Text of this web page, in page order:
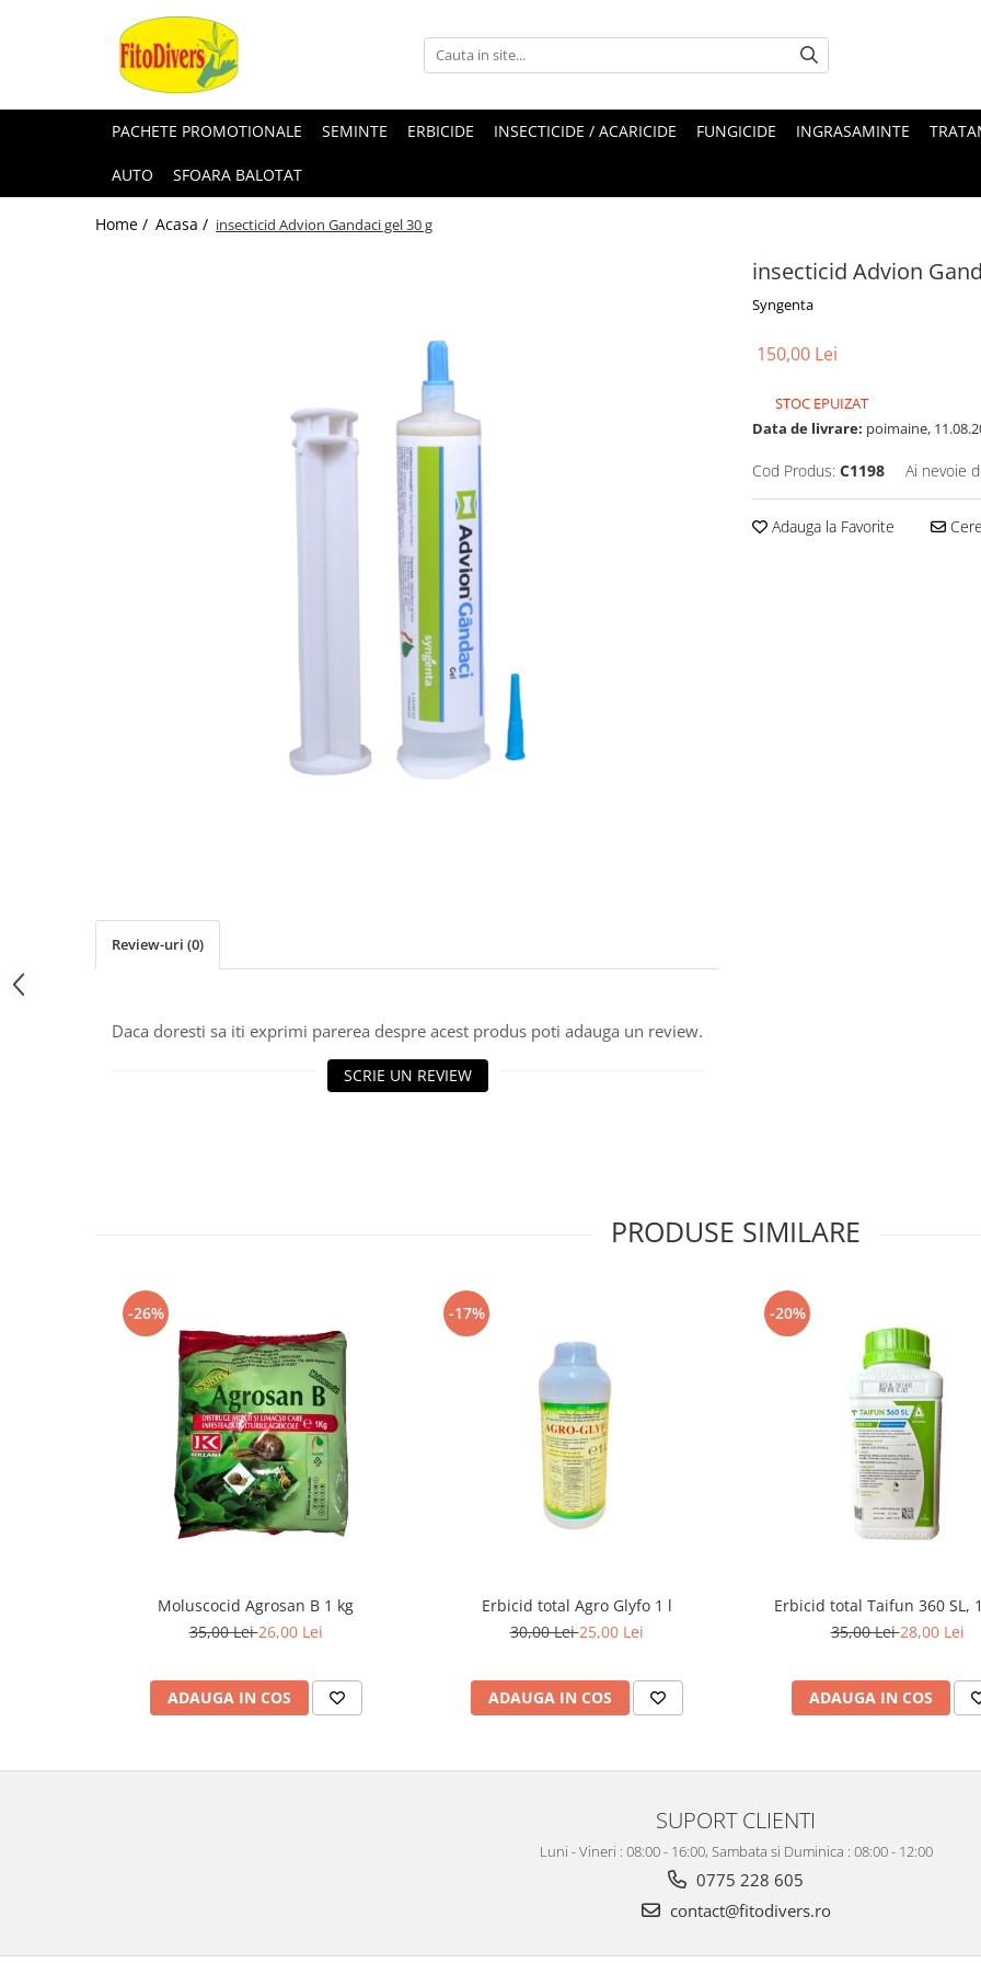
PACHETE PROMOTIONALE SEMINTE ERBICIDE INSECTICIDE / ACARICIDE FUNGICIDE INGRASAMINTE
AUTO SFOARA BALOTAT
Home / Acasa / insecticid Advion Gandaci gel 30 g
insecticid Advion
Syngenta
150,00 Lei
STOC EPUIZAT
Data de livrare: poimaine,
Cod Produs: C1198 Ai nevoie
Adauga la Favorite
Review-uri (0)
Daca doresti sa iti exprimi parerea despre acest produs poti adauga un review.
SCRIE UN REVIEW
PRODUSE SIMILARE
-26%
Moluscocid Agrosan B 1 kg
35,00 Lei26,00 Lei
ADAUGA IN COS
-17%
Erbicid total Agro Glyfo 1 l
30,00 Lei25,00 Lei
ADAUGA IN COS
-20%
Erbicid total Taifun 360 SL,
35,00 Lei28,00 Lei
ADAUGA IN COS
SUPORT CLIENTI
Luni - Vineri : 08:00 - 16:00, Sambata si Duminica : 08:00 - 12:00
0775 228 605
contact@fitodivers.ro